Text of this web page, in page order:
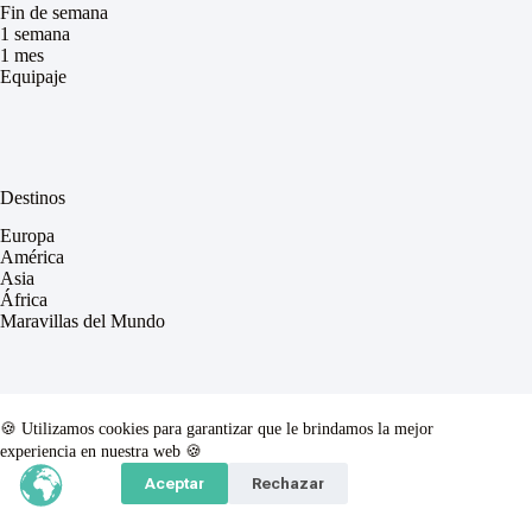
🍪 Utilizamos cookies para garantizar que le brindamos la mejor
experiencia en nuestra web 🍪
Aceptar
Rechazar
Fin de semana
1 semana
1 mes
Equipaje
Destinos
Europa
América
Asia
África
Maravillas del Mundo
Nosotros
Alice y Antonio
TonyFacts